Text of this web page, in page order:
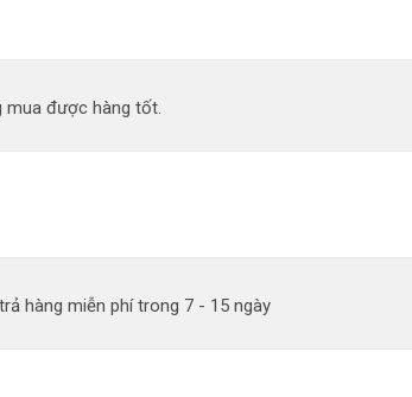
mua được hàng tốt.
hàng miễn phí trong 7 - 15 ngày